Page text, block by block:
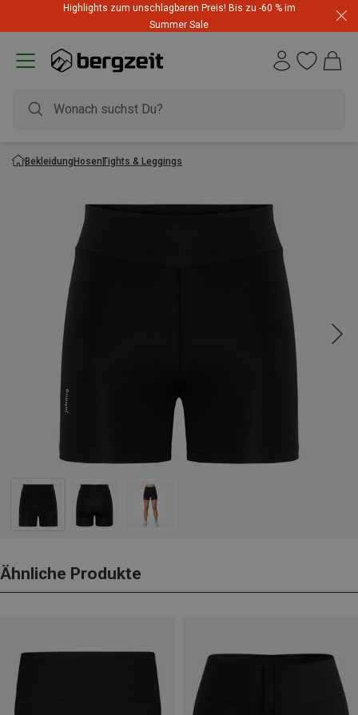
Highlights zum unschlagbaren Preis! Bis zu -60 % im
Summer Sale
BekleidungHosenTights & Leggings
Ähnliche Produkte